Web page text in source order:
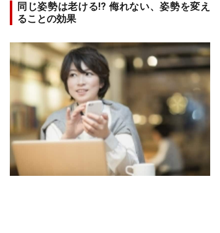
同じ姿勢は老ける!? 侮れない、姿勢を変え
ることの効果